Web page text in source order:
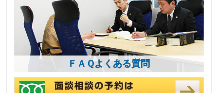
ＦＡＱよくある質問